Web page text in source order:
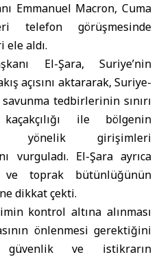
Emmanuel Macron, Cuma
telefon görüşmesinde
ele aldı.
El-Şara, Suriye’nin
açısını aktararak, Suriye-
savunma tedbirlerinin sınırı
ile bölgenin
yönelik girişimleri
vurguladı. El-Şara ayrıca
ve toprak bütünlüğünün
dikkat çekti.
kontrol altına alınması
önlenmesi gerektiğini
güvenlik ve istikrarın